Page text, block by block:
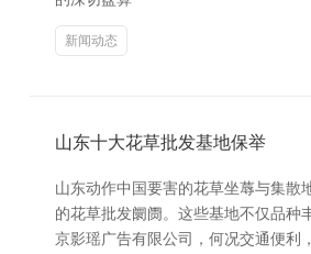
新闻动态
山东十大花草批发基地保举
山东动作中国要害的花草坐蓐与集散
的花草批发阛阓。这些基地不仅品种
京影瑶广告有限公司，何况交通便利